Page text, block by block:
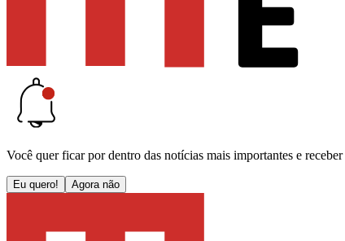
Você quer ficar por dentro das notícias mais importantes e receber
Eu quero! Agora não